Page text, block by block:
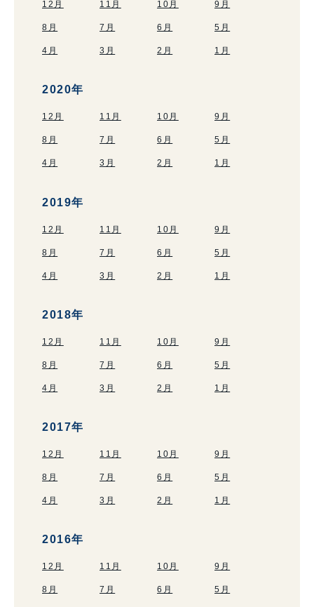
12月 11月 10月 9月
8月 7月 6月 5月
4月 3月 2月 1月
2020年
12月 11月 10月 9月
8月 7月 6月 5月
4月 3月 2月 1月
2019年
12月 11月 10月 9月
8月 7月 6月 5月
4月 3月 2月 1月
2018年
12月 11月 10月 9月
8月 7月 6月 5月
4月 3月 2月 1月
2017年
12月 11月 10月 9月
8月 7月 6月 5月
4月 3月 2月 1月
2016年
12月 11月 10月 9月
8月 7月 6月 5月